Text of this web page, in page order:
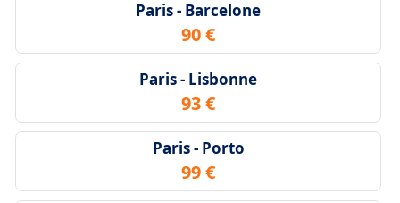
Paris - Barcelone
90 €
Paris - Lisbonne
93 €
Paris - Porto
99 €